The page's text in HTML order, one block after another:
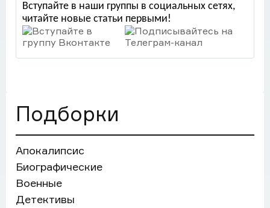
Вступайте в наши группы в социальных сетях,
читайте новые статьи первыми!
Подборки
Апокалипсис
Биографические
Военные
Детективы